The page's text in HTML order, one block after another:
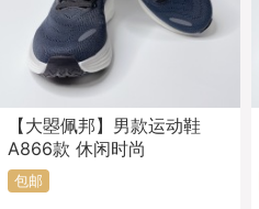
【大曌佩邦】男款运动鞋
A866款 休闲时尚
包邮